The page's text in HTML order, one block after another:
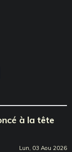
à la tête
Lun, 03 Aou 2026